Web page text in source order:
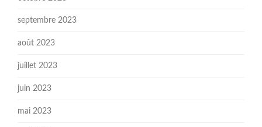
septembre 2023
août 2023
juillet 2023
juin 2023
mai 2023